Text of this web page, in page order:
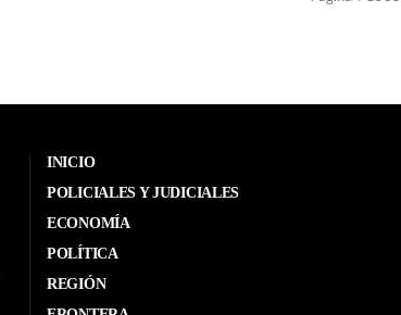
INICIO
POLICIALES Y JUDICIALES
ECONOMÍA
POLÍTICA
REGIÓN